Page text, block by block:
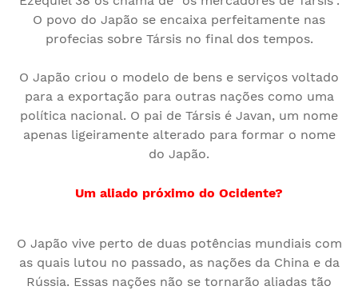
O povo do Japão se encaixa perfeitamente nas
profecias sobre Társis no final dos tempos.
O Japão criou o modelo de bens e serviços voltado
para a exportação para outras nações como uma
política nacional. O pai de Társis é Javan, um nome
apenas ligeiramente alterado para formar o nome
do Japão.
Um aliado próximo do Ocidente?
O Japão vive perto de duas potências mundiais com
as quais lutou no passado, as nações da China e da
Rússia. Essas nações não se tornarão aliadas tão